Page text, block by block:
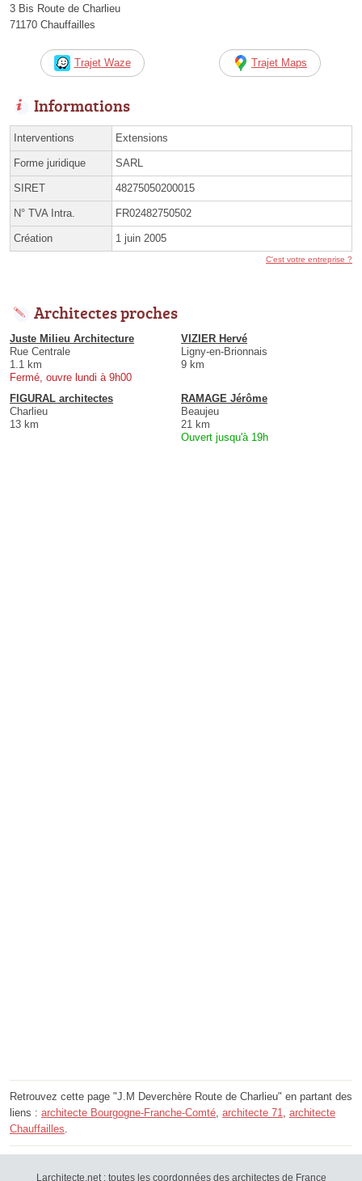
3 Bis Route de Charlieu
71170 Chauffailles
Trajet Waze Trajet Maps
Informations
Interventions Extensions
Forme juridique SARL
SIRET 48275050200015
N° TVA Intra. FR02482750502
Création 1 juin 2005
C'est votre entreprise ?
Architectes proches
Juste Milieu Architecture
Rue Centrale
1.1 km
Fermé, ouvre lundi à 9h00
VIZIER Hervé
Ligny-en-Brionnais
9 km
FIGURAL architectes
Charlieu
13 km
RAMAGE Jérôme
Beaujeu
21 km
Ouvert jusqu'à 19h
Retrouvez cette page "J.M Deverchère Route de Charlieu" en partant des
liens : architecte Bourgogne-Franche-Comté, architecte 71, architecte
Chauffailles.
Larchitecte.net : toutes les coordonnées des architectes de France